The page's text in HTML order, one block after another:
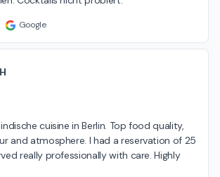
Google
cuisine in Berlin. Top food quality,
and atmosphere. I had a reservation of 25
really professionally with care. Highly